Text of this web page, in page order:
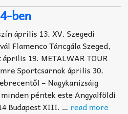
ben
április 13. XV. Szegedi
Flamenco Táncgála Szeged,
19. METALWAR TOUR
Sportcsarnok április 30.
– Nagykanizsáig
péntek este Angyalföldi
Budapest XIII. … read more